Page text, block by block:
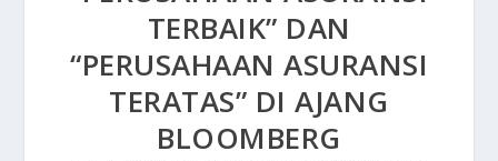
TERBAIK” DAN
“PERUSAHAAN ASURANSI
TERATAS” DI AJANG
BLOOMBERG